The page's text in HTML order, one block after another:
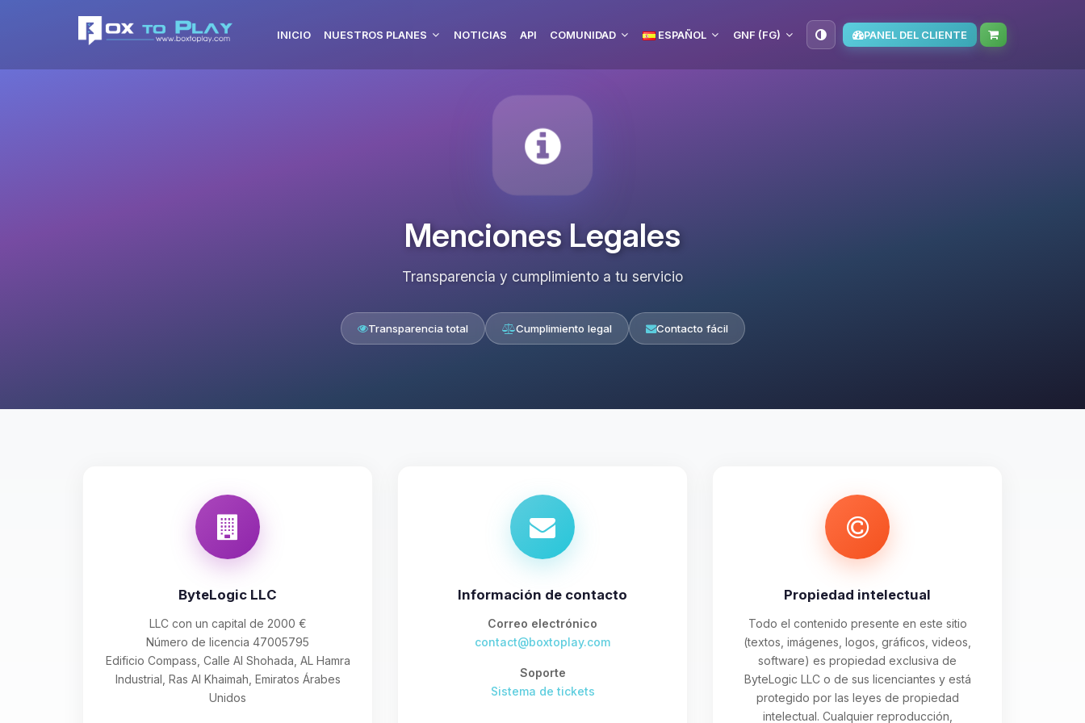
INICIO NUESTROS PLANES NOTICIAS API COMUNIDAD ESPAÑOL GNF (FG) PANEL DEL CLIENTE
Menciones Legales
Transparencia y cumplimiento a tu servicio
Transparencia total Cumplimiento legal Contacto fácil
ByteLogic LLC
LLC con un capital de 2000 €
Número de licencia 47005795
Edificio Compass, Calle Al Shohada, AL Hamra
Industrial, Ras Al Khaimah, Emiratos Árabes
Unidos
Información de contacto
Correo electrónico
contact@boxtoplay.com
Soporte
Sistema de tickets
Propiedad intelectual
Todo el contenido presente en este sitio
(textos, imágenes, logos, gráficos, videos,
software) es propiedad exclusiva de
ByteLogic LLC o de sus licenciantes y está
protegido por las leyes de propiedad
intelectual. Cualquier reproducción,